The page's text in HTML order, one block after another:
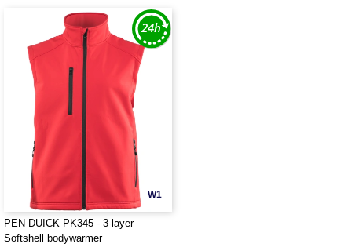
W1
PEN DUICK PK345 - 3-layer
Softshell bodywarmer